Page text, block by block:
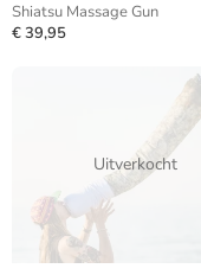
Shiatsu Massage Gun
€ 39,95
Uitverkocht